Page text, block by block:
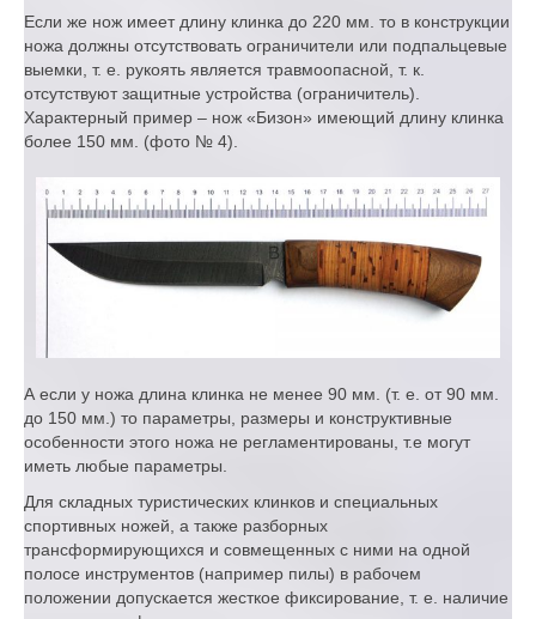
Если же нож имеет длину клинка до 220 мм. то в конструкции
ножа должны отсутствовать ограничители или подпальцевые
выемки, т. е. рукоять является травмоопасной, т. к.
отсутствуют защитные устройства (ограничитель).
Характерный пример – нож «Бизон» имеющий длину клинка
более 150 мм. (фото № 4).
А если у ножа длина клинка не менее 90 мм. (т. е. от 90 мм.
до 150 мм.) то параметры, размеры и конструктивные
особенности этого ножа не регламентированы, т.е могут
иметь любые параметры.
Для складных туристических клинков и специальных
спортивных ножей, а также разборных
трансформирующихся и совмещенных с ними на одной
полосе инструментов (например пилы) в рабочем
положении допускается жесткое фиксирование, т. е. наличие